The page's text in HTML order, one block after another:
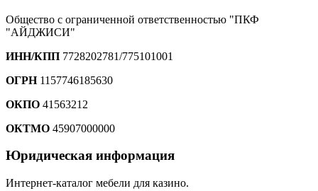
Общество с ограниченной ответственностью "ПКФ
"АЙДЖИСИ"
ИНН/КПП 7728202781/775101001
ОГРН1157746185630
ОКПО 41563212
ОКТМО 45907000000
Юридическая информация
Интернет-каталог мебели для казино.